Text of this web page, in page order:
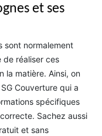
et ses
sont normalement
de réaliser ces
la matière. Ainsi, on
Couverture qui a
spécifiques
Sachez aussi
et sans